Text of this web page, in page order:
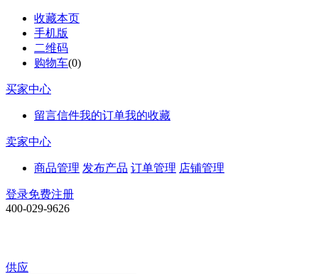
收藏本页
手机版
二维码
购物车(0)
买家中心
留言信件我的订单我的收藏
卖家中心
商品管理 发布产品 订单管理 店铺管理
登录免费注册
400-029-9626
供应